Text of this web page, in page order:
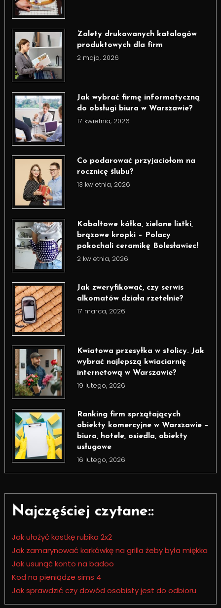
Zalety drukowanych katalogów
produktowych dla firm
2 maja, 2026
Jak wybrać firmę informatyczną
do obsługi biura w Warszawie?
17 kwietnia, 2026
Co podarować przyjaciołom na
rocznicę ślubu?
13 kwietnia, 2026
Kobaltowe kółka, zielone listki,
brązowe kropki – Polacy
pokochali ceramikę Bolesławiec!
2 kwietnia, 2026
Jak zweryfikować, czy serwis
alkomatów działa rzetelnie?
17 marca, 2026
Kwiatowa przesyłka w stolicy. Jak
wybrać najlepszą kwiaciarnię
internetową w Warszawie?
19 lutego, 2026
Ranking firm sprzątających
obiekty komercyjne w Warszawie –
biura, hotele, osiedla, obiekty
usługowe
16 lutego, 2026
Najczęściej czytane::
Jak ułożyć kostkę rubika 2x2
Jak zamarynować karkówkę na grilla żeby była miękka
Jak usunąć konto na badoo
Kod na pieniądze sims 4
Jak sprawdzić czy dowód osobisty jest do odbioru